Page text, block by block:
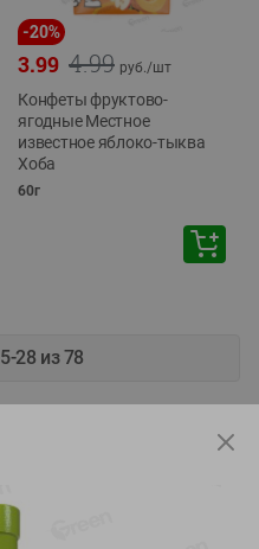
-20%
4.99
3.99 руб./шт
Конфеты фруктово-
ягодные Местное
известное яблоко-тыква
Хоба
60г
28 из 78